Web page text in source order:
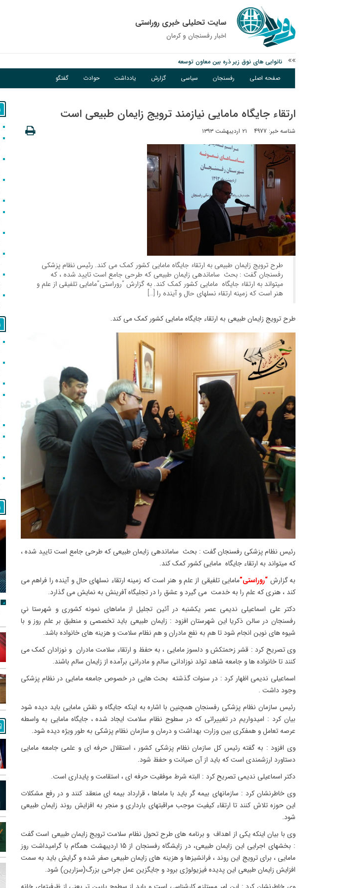
سایت تحلیلی خبری روراستی
اخبار رفسنجان و كرمان
نانوایی های نوق زیر ذره بین معاون توسعه
وزارت اطلاعات: ۲۱ مزدور موساد و ۴ شرور مسلح در کرمان بازداشت شدند
توقیف خودروی حامل چوب جنگلی تاغ در رفسنجان
صفحه اصلی رفسنجان سیاسی گزارش یادداشت حوادث گفتگو
ارتقاء جایگاه مامایی نیازمند ترویج زایمان طبیعی است
شناسه خبر: 4977 ۲۱ اردیبهشت ۱۳۹۳
طرح ترویج زایمان طبیعی به ارتقاء جایگاه مامایی کشور کمک می کند. رئیس نظام پزشکی
رفسنجان گفت : بحث ساماندهی زایمان طبیعی که طرحی جامع است تایید شده ، که
میتواند به ارتقاء جایگاه مامایی کشور کمک کند. به گزارش “روراستی”مامایی تلفیقی از علم و
هنر است که زمینه ارتقاء نسلهای حال و آینده را […]
طرح ترویج زایمان طبیعی به ارتقاء جایگاه مامایی کشور کمک می کند.
رئیس نظام پزشکی رفسنجان گفت : بحث ساماندهی زایمان طبیعی که طرحی جامع است تایید شده ،
که میتواند به ارتقاء جایگاه مامایی کشور کمک کند.
به گزارش “روراستی”مامایی تلفیقی از علم و هنر است که زمینه ارتقاء نسلهای حال و آینده را فراهم می
کند ، هنری که علم را به خدمت می گیرد و عشق را در تجلیگاه آفرینش به نمایش می گذارد.
دکتر علی اسماعیلی ندیمی عصر یکشنبه در آئین تجلیل از ماماهای نمونه کشوری و شهرستا نیِ
رفسنجان در سالن ذکریا این شهرستان افزود : زایمان طبیعی باید تخصصی و منطبق بر علم روز و با
شیوه های نوین انجام شود تا هم به نفع مادران و هم نظام سلامت و هزینه های خانواده باشد.
وی تصریح کرد : قشر زحمتکش و دلسوز مامایی ، به حفظ و ارتقاء سلامت مادران و نوزادان کمک می
کنند تا خانواده ها و جامعه شاهد تولد نوزادانی سالم و مادرانی برآمده از زایمان سالم باشند.
اسماعیلی ندیمی اظهار کرد : در سنوات گذشته بحث هایی در خصوص جامعه مامایی در نظام پزشکی
وجود داشت .
رئیس سازمان نظام پزشکی رفسنجان همچنین با اشاره به اینکه جایگاه و نقش مامایی باید دیده شود
بیان کرد : امیدواریم در تغییراتی که در سطوح نظام سلامت ایجاد شده ، جایگاه مامایی به واسطه
عرصه تعامل و همفکری بین وزارت بهداشت و درمان و سازمان نظام پزشکی به طور ویژه دیده شود.
وی افزود : به گفته رئیس کل سازمان نظام پزشکی کشور ، استقلال حرفه ای و علمی جامعه مامایی
دستاورد ارزشمندی است که باید از آن صیانت و حفظ شود.
دکتر اسماعیلی ندیمی تصریح کرد : البته شرط موفقیت حرفه ای ، استقامت و پایداری است.
وی خاطرنشان کرد : سازمانهای بیمه گر باید با ماماها ، قرارداد بیمه ای منعقد کنند و در رفع مشکلات
این حوزه تلاش کنند تا ارتقاء کیفیت موجب مراقبتهای بارداری و منجر به افزایش روند زایمان طبیعی
شود.
وی با بیان اینکه یکی از اهداف و برنامه های طرح تحول نظام سلامت ترویج زایمان طبیعی است گفت
: بخشهای اجرایی این زایمان طبیعی، در زایشگاه رفسنجان از 15 اردیبهشت همگام با گرامیداشت روز
مامایی ، برای ترویج این روند ، فرانشیزها و هزینه های زایمان طبیعی صفر شده و گرایش باید به سمت
افزایش زایمان طبیعی این پدیده فیزیولوژی برود و جایگزین عمل جراحی بزرگ(سزارین) شود.